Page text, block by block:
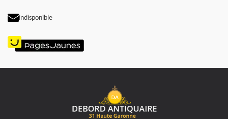
indisponible